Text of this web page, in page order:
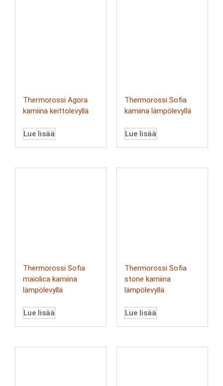
Thermorossi Agora
kamiina keittolevyllä
Lue lisää
Thermorossi Sofia
kamiina lämpölevyllä
Lue lisää
Thermorossi Sofia
maiolica kamiina
lämpölevyllä
Lue lisää
Thermorossi Sofia
stone kamiina
lämpölevyllä
Lue lisää